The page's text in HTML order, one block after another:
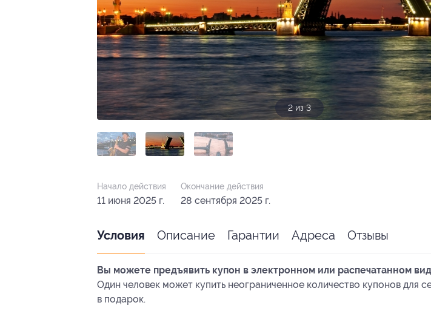
3 из 3
Начало действия
11 июня 2025 г.
Окончание действия
28 сентября 2025 г.
Условия Описание Гарантии Адреса Отзывы
Вы можете предъявить купон в электронном или распечатанном
Один человек может купить неограниченное количество купонов для
в подарок.